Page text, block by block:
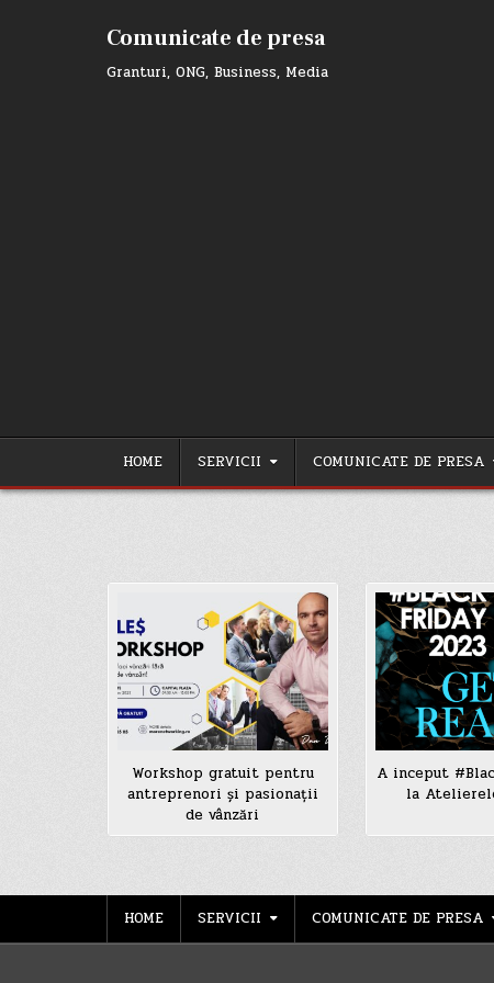
Comunicate de presa
Granturi, ONG, Business, Media
HOME SERVICII COMUNICATE DE PRESA
Workshop gratuit pentru
antreprenori și pasionații
de vânzări
A inceput
la
HOME SERVICII COMUNICATE DE PRESA